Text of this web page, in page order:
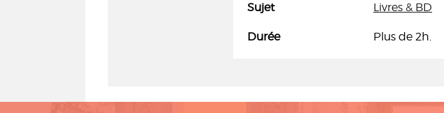
Sujet Livres & BD
Durée Plus de 2h.